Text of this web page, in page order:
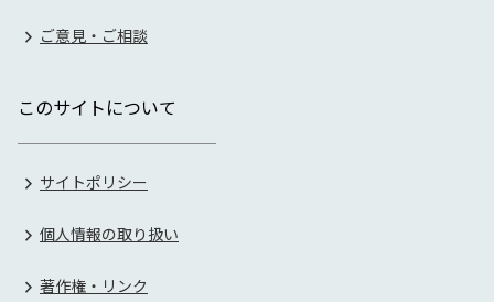
ご意見・ご相談
このサイトについて
サイトポリシー
個人情報の取り扱い
著作権・リンク